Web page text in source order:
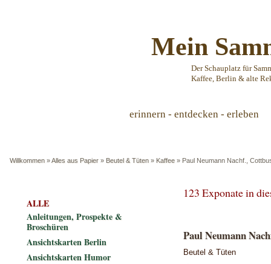
Mein
Der Schauplatz für
Kaffee, Berlin & alte
erinnern - entdecken - erleben
Willkommen »Alles aus Papier » Beutel & Tüten » Kaffee » Paul Neumann Nachf.,
123 Exponate in
Paul Neumann
Beutel & Tüten
ALLE
Anleitungen, Prospekte &
Broschüren
Ansichtskarten Berlin
Ansichtskarten Humor